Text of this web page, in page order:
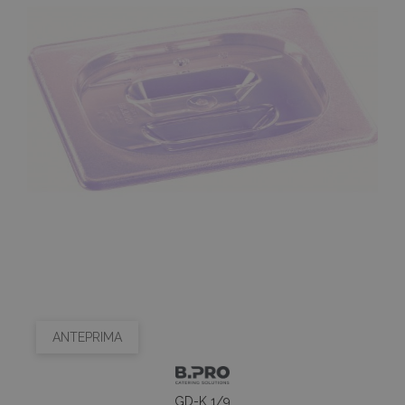
ANTEPRIMA
GD-K 1/9